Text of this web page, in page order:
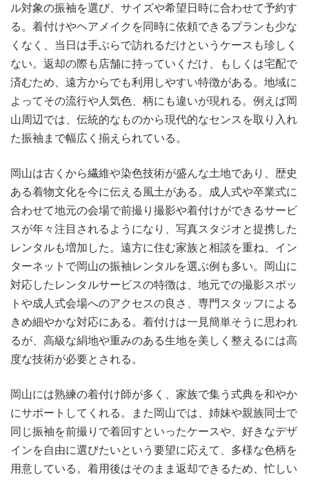
ル対象の振袖を選び、サイズや希望日時に合わせて予約す
る。着付けやヘアメイクを同時に依頼できるプランも少な
くなく、当日は手ぶらで訪れるだけというケースも珍しく
ない。返却の際も店舗に持っていくだけ、もしくは宅配で
済むため、遠方からでも利用しやすい特徴がある。地域に
よってその流行や人気色、柄にも違いが現れる。例えば岡
山周辺では、伝統的なものから現代的なセンスを取り入れ
た振袖まで幅広く揃えられている。
岡山は古くから繊維や染色技術が盛んな土地であり、歴史
ある着物文化を今に伝える風土がある。成人式や卒業式に
合わせて地元の会場で前撮り撮影や着付けができるサービ
スが年々注目されるようになり、写真スタジオと提携した
レンタルも増加した。遠方に住む家族と相談を重ね、イン
ターネットで岡山の振袖レンタルを選ぶ例も多い。岡山に
対応したレンタルサービスの特徴は、地元での撮影スポッ
トや成人式会場へのアクセスの良さ、専門スタッフによる
きめ細やかな対応にある。着付けは一見簡単そうに思われ
るが、高級な絹地や重みのある生地を美しく整えるには高
度な技術が必要とされる。
岡山には熟練の着付け師が多く、家族で集う式典を和やか
にサポートしてくれる。また岡山では、姉妹や親族同士で
同じ振袖を前撮りで着回すといったケースや、好きなデザ
インを自由に選びたいという要望に応えて、多様な色柄を
用意している。着用後はそのまま返却できるため、忙しい